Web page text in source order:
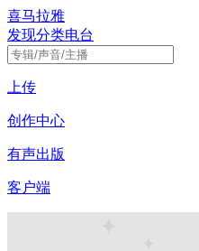
喜马拉雅
发现分类电台
上传
创作中心
有声出版
客户端